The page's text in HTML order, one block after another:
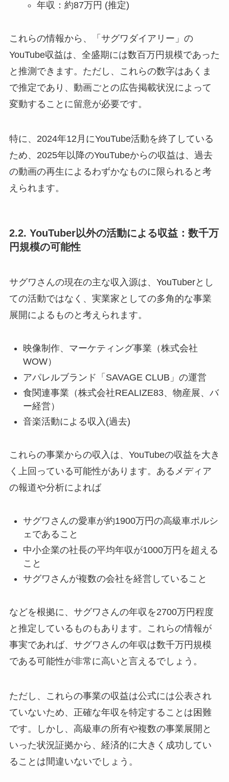
年収：約87万円 (推定)
これらの情報から、「サグワダイアリー」の
YouTube収益は、全盛期には数百万円規模であった
と推測できます。ただし、これらの数字はあくま
で推定であり、動画ごとの広告掲載状況によって
変動することに留意が必要です。
特に、2024年12月にYouTube活動を終了している
ため、2025年以降のYouTubeからの収益は、過去
の動画の再生によるわずかなものに限られると考
えられます。
2.2. YouTuber以外の活動による収益：数千万
円規模の可能性
サグワさんの現在の主な収入源は、YouTuberとし
ての活動ではなく、実業家としての多角的な事業
展開によるものと考えられます。
映像制作、マーケティング事業（株式会社
WOW）
アパレルブランド「SAVAGE CLUB」の運営
食関連事業（株式会社REALIZE83、物産展、バ
ー経営）
音楽活動による収入(過去)
これらの事業からの収入は、YouTubeの収益を大き
く上回っている可能性があります。あるメディア
の報道や分析によれば
サグワさんの愛車が約1900万円の高級車ポルシ
ェであること
中小企業の社長の平均年収が1000万円を超える
こと
サグワさんが複数の会社を経営していること
などを根拠に、サグワさんの年収を2700万円程度
と推定しているものもあります。これらの情報が
事実であれば、サグワさんの年収は数千万円規模
である可能性が非常に高いと言えるでしょう。
ただし、これらの事業の収益は公式には公表され
ていないため、正確な年収を特定することは困難
です。しかし、高級車の所有や複数の事業展開と
いった状況証拠から、経済的に大きく成功してい
ることは間違いないでしょう。